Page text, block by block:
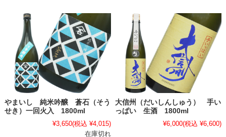
やまいし 純米吟醸 蒼石（そう
せき）一回火入 1800ml
¥3,650(税込 ¥4,015)
在庫切れ
大信州（だいしんしゅう） 手い
っぱい 生酒 1800ml
¥6,000(税込 ¥6,600)